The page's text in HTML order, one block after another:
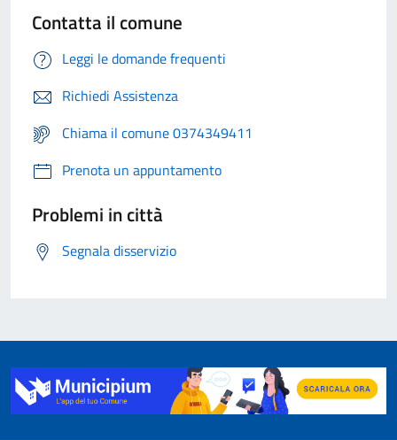
Contatta il comune
Leggi le domande frequenti
Richiedi Assistenza
Chiama il comune 0374349411
Prenota un appuntamento
Problemi in città
Segnala disservizio